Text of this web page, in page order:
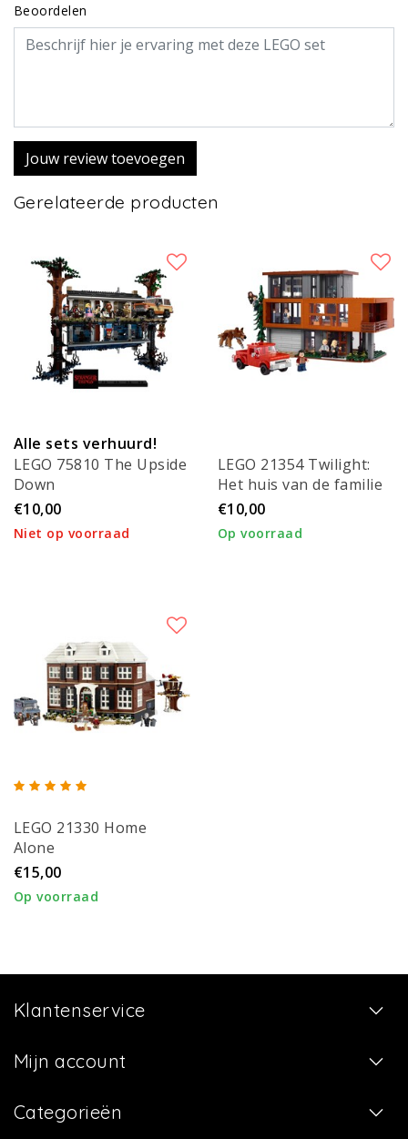
Beoordelen
Jouw review toevoegen
Gerelateerde producten
Alle sets verhuurd!
LEGO 75810 The Upside
Down
€10,00
Niet op voorraad
LEGO 21354 Twilight:
Het huis van de familie
Cullen
€10,00
Op voorraad
LEGO 21330 Home
Alone
€15,00
Op voorraad
Klantenservice
Mijn account
Categorieën